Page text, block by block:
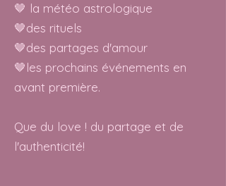
🤎 la météo astrologique
🤎des rituels
🤎des partages d'amour
🤎les prochains événements en
avant première.
Que du love ! du partage et de
l'authenticité!